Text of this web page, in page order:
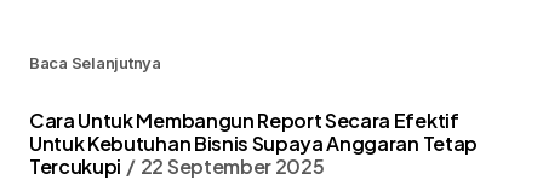
Baca Selanjutnya
Cara Untuk Membangun Report Secara Efektif
Untuk Kebutuhan Bisnis Supaya Anggaran Tetap
Tercukupi
22 September 2025